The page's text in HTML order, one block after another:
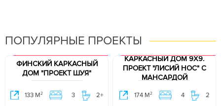
ПОПУЛЯРНЫЕ ПРОЕКТЫ
КАРКАСНЫЙ
"ПРОЕКТ ШУЯ"
2 3 2+
КАРКАСНЫЙ ДОМ 9Х9.
ПРОЕКТ "ЛИСИЙ НОС" C
МАНСАРДОЙ
174 М 2 4